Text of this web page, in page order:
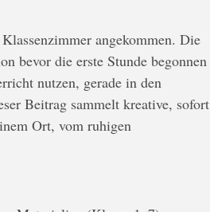
angekommen. Die
bevor die erste Stunde begonnen
nutzen, gerade in den
Beitrag sammelt kreative, sofort
Ort, vom ruhigen